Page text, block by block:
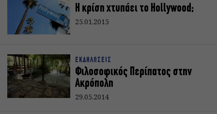
Η κρίση χτυπάει το Hollywood;
25.01.2015
ΕΚΔΗΛΩΣΕΙΣ
Φιλοσοφικός Περίπατος στην
Ακρόπολη
29.05.2014